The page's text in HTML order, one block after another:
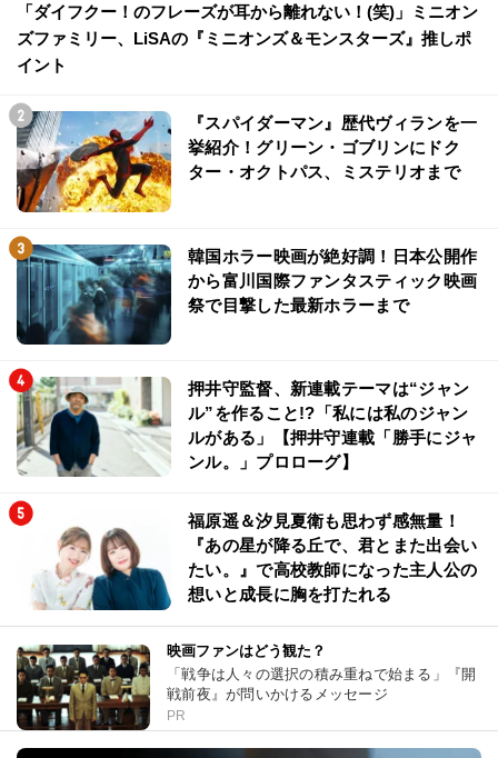
「ダイフクー！のフレーズが耳から離れない！(笑)」ミニオン
ズファミリー、LiSAの『ミニオンズ＆モンスターズ』推しポ
イント
『スパイダーマン』歴代ヴィランを一
挙紹介！グリーン・ゴブリンにドク
ター・オクトパス、ミステリオまで
韓国ホラー映画が絶好調！日本公開作
から富川国際ファンタスティック映画
祭で目撃した最新ホラーまで
押井守監督、新連載テーマは“ジャン
ル”を作ること!?「私には私のジャン
ルがある」【押井守連載「勝手にジャ
ンル。」プロローグ】
福原遥＆汐見夏衛も思わず感無量！
『あの星が降る丘で、君とまた出会い
たい。』で高校教師になった主人公の
想いと成長に胸を打たれる
映画ファンはどう観た？
「戦争は人々の選択の積み重ねで始まる」『開
戦前夜』が問いかけるメッセージ
PR